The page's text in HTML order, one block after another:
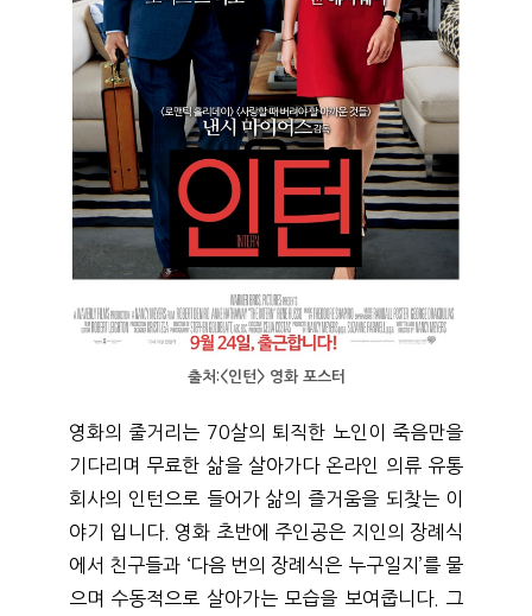
출처:<인턴> 영화 포스터
영화의 줄거리는 70살의 퇴직한 노인이 죽음만을
기다리며 무료한 삶을 살아가다 온라인 의류 유통
회사의 인턴으로 들어가 삶의 즐거움을 되찾는 이
야기 입니다. 영화 초반에 주인공은 지인의 장례식
에서 친구들과 ‘다음 번의 장례식은 누구일지’를 물
으며 수동적으로 살아가는 모습을 보여줍니다. 그